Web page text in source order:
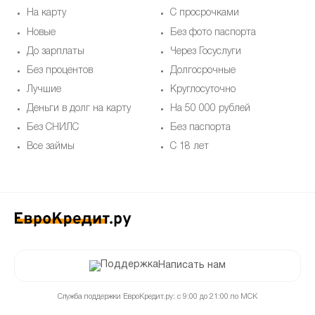
На карту
Новые
До зарплаты
Без процентов
Лучшие
Деньги в долг на карту
Без СНИЛС
Все займы
С просрочками
Без фото паспорта
Через Госуслуги
Долгосрочные
Круглосуточно
На 50 000 рублей
Без паспорта
С 18 лет
Написать нам
Служба поддержки ЕвроКредит.ру: с 9:00 до 21:00 по МСК